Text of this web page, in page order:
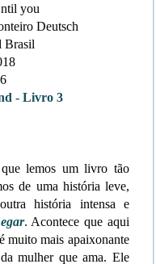
you
Deutsch
Brasil
- Livro 3
lemos um livro tão
de uma história leve,
história intensa e
. Acontece que aqui
muito mais apaixonante
mulher que ama. Ele